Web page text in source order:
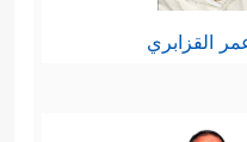
القزابري